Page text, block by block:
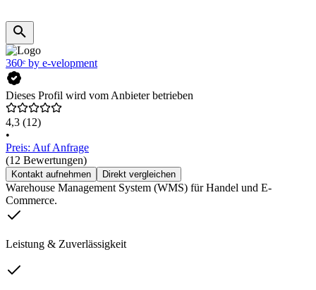
360ᵉ by e-velopment
Dieses Profil wird vom Anbieter betrieben
4,3 (12)
•
Preis: Auf Anfrage
(12 Bewertungen)
Kontakt aufnehmen Direkt vergleichen
Warehouse Management System (WMS) für Handel und E-
Commerce.
Leistung & Zuverlässigkeit